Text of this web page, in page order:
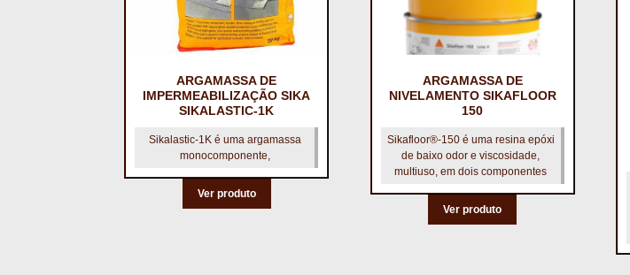
ARGAMASSA DE
IMPERMEABILIZAÇÃO SIKA
SIKALASTIC-1K
Sikalastic-1K é uma argamassa
monocomponente,
Ver produto
ARGAMASSA DE
NIVELAMENTO SIKAFLOOR
150
Sikafloor®-150 é uma resina epóxi
de baixo odor e viscosidade,
multiuso, em dois componentes
Ver produto